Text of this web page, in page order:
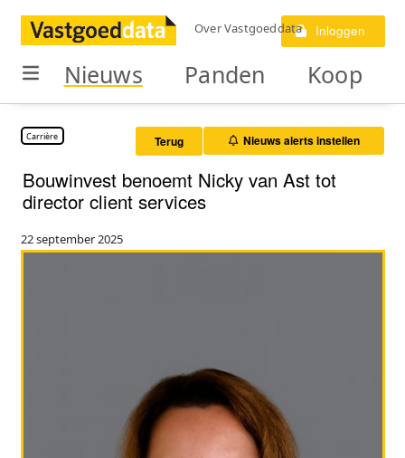
Over Vastgoeddata Inloggen
Nieuws Panden Koop
Carrière Terug Nieuws alerts instellen
Bouwinvest benoemt Nicky van Ast tot
director client services
22 september 2025